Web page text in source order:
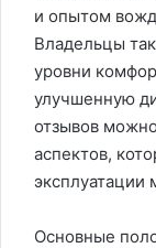
и опытом
Владельцы
уровни
улучшенную
отзывов
аспектов,
эксплуатации
Основные